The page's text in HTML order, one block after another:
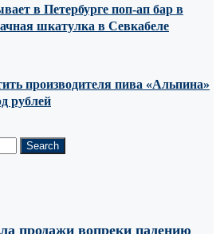
в Петербурге поп-ап бар в
шкатулка в Севкабеле
производителя пива «Альпина»
рублей
продажи вопреки падению